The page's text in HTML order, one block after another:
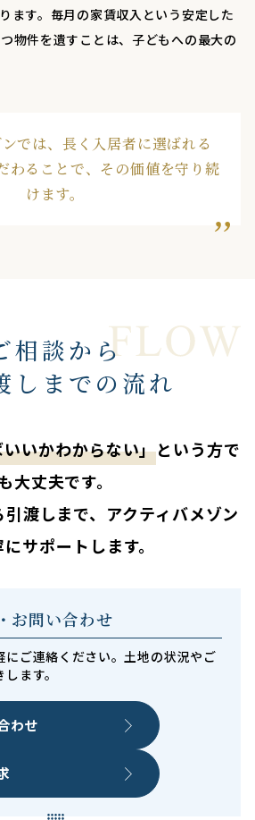
ます。毎月の家賃収入という安定した
物件を遺すことは、子どもへの最大の
では、長く入居者に選ばれる
わることで、その価値を守り続
けます。
相談から
しまでの流れ
いかわからない」という方で
大丈夫です。
渡しまで、アクティバメゾン
サポートします。
お問い合わせ
にご連絡ください。土地の状況やご
ます。
わせ